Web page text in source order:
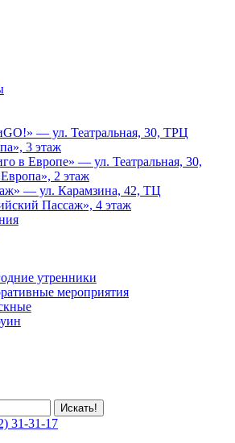
— ул. Театральная, 30, ТРЦ
3 этаж
в Европе» — ул. Театральная, 30,
2 этаж
— ул. Карамзина, 42, ТЦ
Пассаж», 4 этаж
утренники
мероприятия
31-31-17